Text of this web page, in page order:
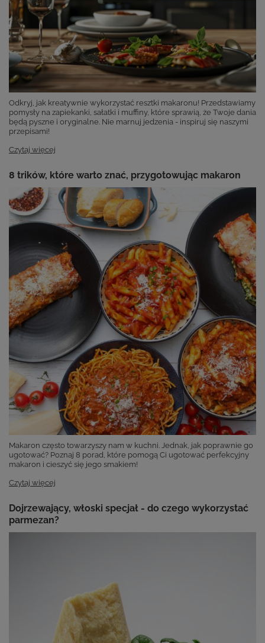
Odkryj, jak kreatywnie wykorzystać resztki makaronu! Przedstawiamy
pomysły na zapiekanki, sałatki i muffiny, które sprawią, że Twoje dania
będą pyszne i oryginalne. Nie marnuj jedzenia - inspiruj się naszymi
przepisami!
Czytaj więcej
8 trików, które warto znać, przygotowując makaron
Makaron często towarzyszy nam w kuchni. Jednak, jak poprawnie go
ugotować? Poznaj 8 porad, które pomogą Ci ugotować perfekcyjny
makaron i cieszyć się jego smakiem!
Czytaj więcej
Dojrzewający, włoski specjał - do czego wykorzystać
parmezan?